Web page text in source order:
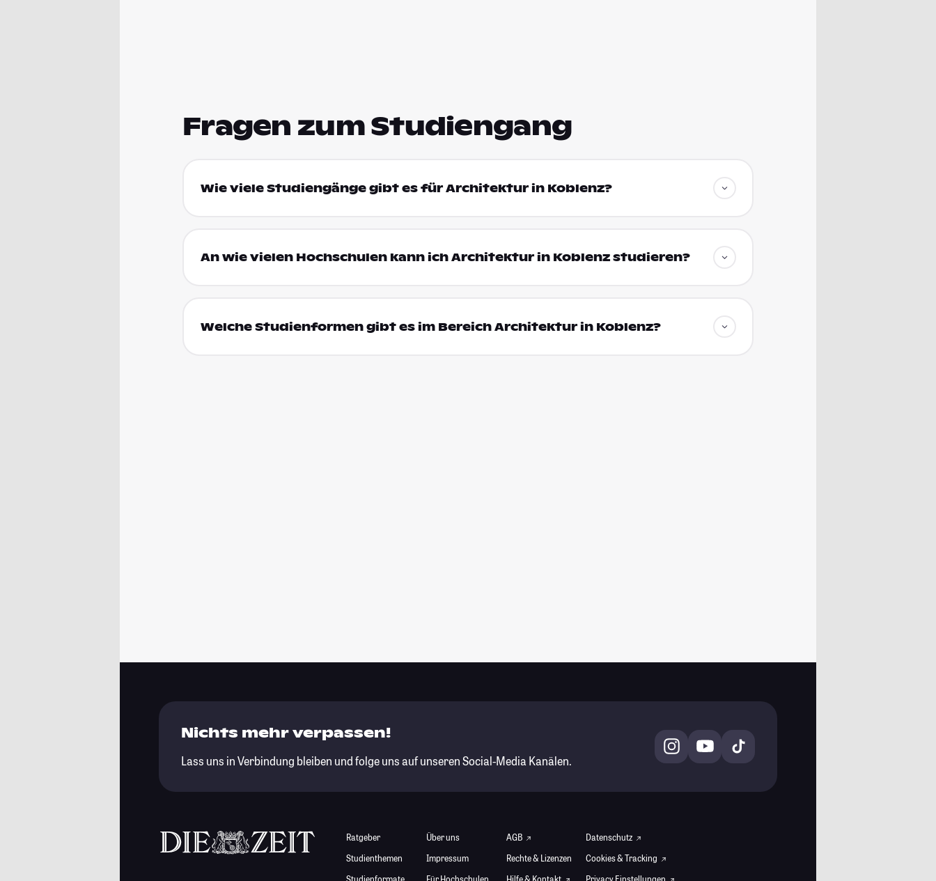
Fragen zum Studiengang
Wie viele Studiengänge gibt es für Architektur in Koblenz?
An wie vielen Hochschulen kann ich Architektur in Koblenz studieren?
Welche Studienformen gibt es im Bereich Architektur in Koblenz?
Nichts mehr verpassen!
Lass uns in Verbindung bleiben und folge uns auf unseren Social-Media Kanälen.
Ratgeber
Studienthemen
Studienformate
Über uns
Impressum
Für Hochschulen
AGB
Rechte & Lizenzen
Hilfe & Kontakt
Datenschutz
Cookies & Tracking
Privacy Einstellungen